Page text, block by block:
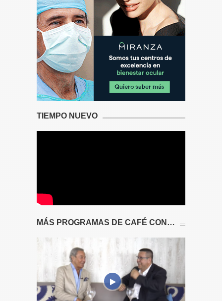
TIEMPO NUEVO
MÁS PROGRAMAS DE CAFÉ CON…